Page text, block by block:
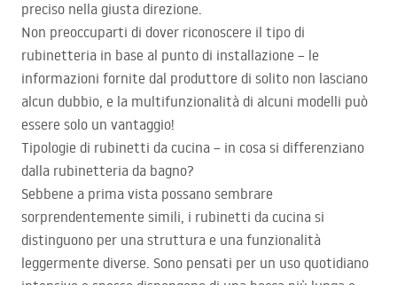
preciso nella giusta direzione.
Non preoccuparti di dover riconoscere il tipo di
rubinetteria in base al punto di installazione – le
informazioni fornite dal produttore di solito non lasciano
alcun dubbio, e la multifunzionalità di alcuni modelli può
essere solo un vantaggio!
Tipologie di rubinetti da cucina – in cosa si differenziano
dalla rubinetteria da bagno?
Sebbene a prima vista possano sembrare
sorprendentemente simili, i rubinetti da cucina si
distinguono per una struttura e una funzionalità
leggermente diverse. Sono pensati per un uso quotidiano